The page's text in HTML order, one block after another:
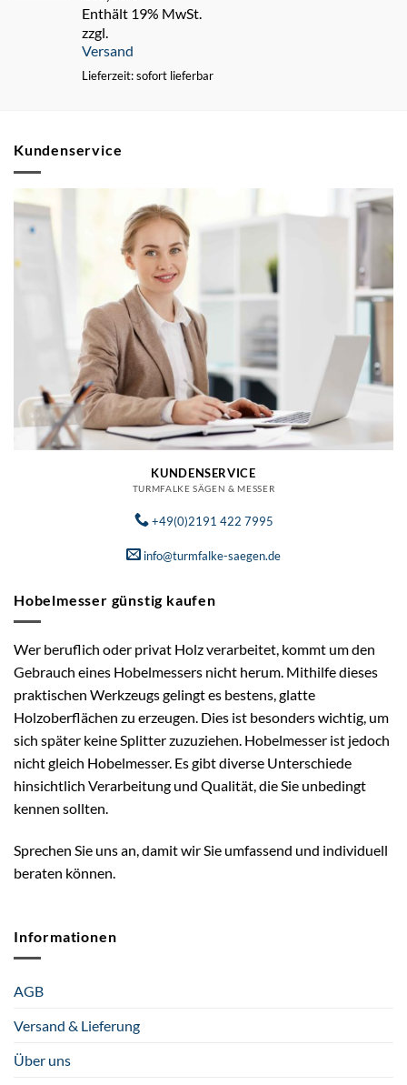
Enthält 19% MwSt.
zzgl.
Versand
Lieferzeit: sofort lieferbar
Kundenservice
KUNDENSERVICE
TURMFALKE SÄGEN & MESSER
+49(0)2191 422 7995
info@turmfalke-saegen.de
Hobelmesser günstig kaufen
Wer beruflich oder privat Holz verarbeitet, kommt um den
Gebrauch eines Hobelmessers nicht herum. Mithilfe dieses
praktischen Werkzeugs gelingt es bestens, glatte
Holzoberflächen zu erzeugen. Dies ist besonders wichtig, um
sich später keine Splitter zuzuziehen. Hobelmesser ist jedoch
nicht gleich Hobelmesser. Es gibt diverse Unterschiede
hinsichtlich Verarbeitung und Qualität, die Sie unbedingt
kennen sollten.
Sprechen Sie uns an, damit wir Sie umfassend und individuell
beraten können.
Informationen
AGB
Versand & Lieferung
Über uns